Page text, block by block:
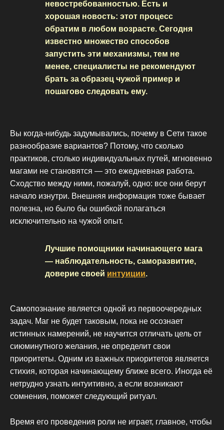
невостребованностью. Есть и
хорошая новость: этот процесс
обратим в любом возрасте. Сегодня
известно множество способов
запустить эти механизмы, тем не
менее, специалисты не рекомендуют
брать за образец чужой пример и
пошагово следовать ему.
Вы когда-нибудь задумывались, почему в Сети такое
разнообразие вариантов? Потому, что сколько
практиков, столько индивидуальных путей, мгновенно
магами не становятся — это ежедневная работа.
Сходство между ними, пожалуй, одно: все они берут
начало изнутри. Внешняя информация тоже бывает
полезна, но было бы ошибкой полагаться
исключительно на чужой опыт.
Лучшие помощники начинающего мага
— наблюдательность, саморазвитие,
доверие своей интуиции.
Самопознание является одной из первоочередных
задач. Маг не будет таковым, пока не осознает
истинных намерений, не научится отличать цель от
сиюминутного желания, не определит свои
приоритеты. Одним из важных приоритетов является
стихия, которая начинающему ближе всего. Иногда её
нетрудно узнать интуитивно, а если возникают
сомнения, поможет следующий ритуал.
Время его проведения роли не играет, главное, чтобы